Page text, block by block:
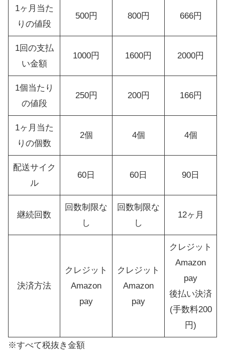
1ヶ月当た
りの値段
500円 800円 666円
1回の支払
い金額
1000円 1600円 2000円
1個当たり
の値段
250円 200円 166円
1ヶ月当た
りの個数
2個 4個 4個
配送サイク
ル
60日 60日 90日
継続回数
回数制限な
し
回数制限な
し
12ヶ月
決済方法
クレジット
Amazon
pay
クレジット
Amazon
pay
クレジット
Amazon
pay
後払い決済
(手数料200
円)
※すべて税抜き金額